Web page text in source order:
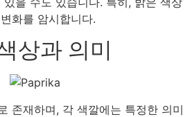
화를 암시합니다.
상과 의미
존재하며, 각 색깔에는 특정한 의미